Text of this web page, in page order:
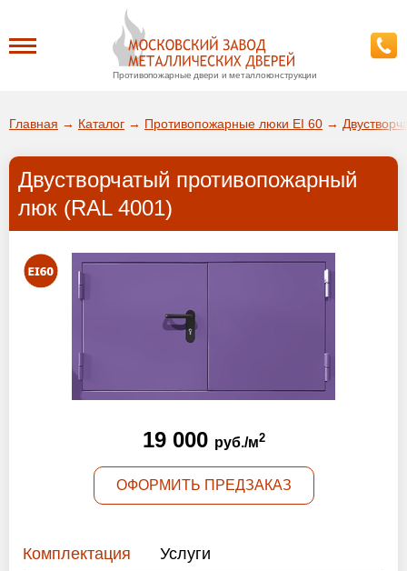
Противопожарные двери и металлоконструкции
ДА!
ВЫБРАТЬ ДРУГОЙ ГОРОД
О заводе
Доставка
Установка
Главная → Каталог → Противопожарные люки EI 60 →
Двустворчатый противопожарный
люк (RAL 4001)
19 000 руб./м2
ОФОРМИТЬ ПРЕДЗАКАЗ
Комплектация Услуги